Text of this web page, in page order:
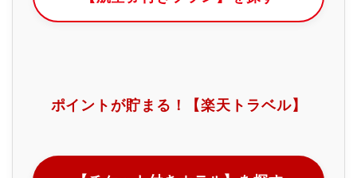
ポイントが貯まる！【楽天トラベル】